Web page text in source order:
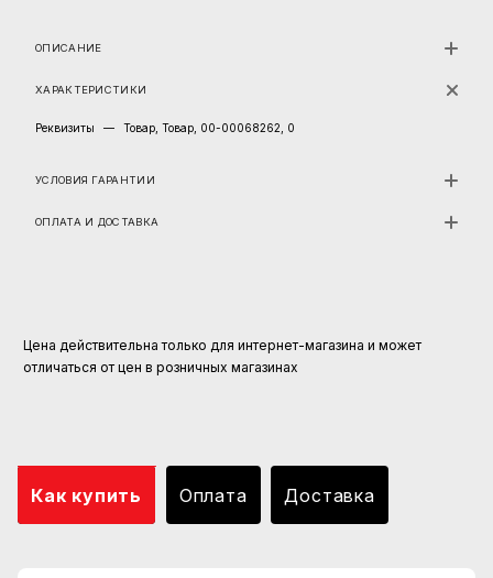
ОПИСАНИЕ
ХАРАКТЕРИСТИКИ
Реквизиты — Товар, Товар, 00-00068262, 0
УСЛОВИЯ ГАРАНТИИ
ОПЛАТА И ДОСТАВКА
Цена действительна только для интернет-магазина и может
отличаться от цен в розничных магазинах
Как купить Оплата Доставка